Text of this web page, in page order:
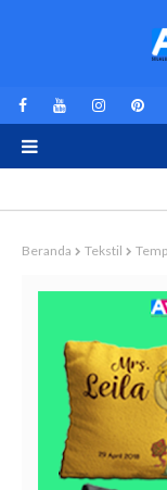
Beranda Tekstil